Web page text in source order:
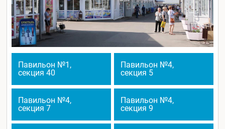
Павильон №1,
секция 40
Павильон №4,
секция 5
Павильон №4,
секция 7
Павильон №4,
секция 9